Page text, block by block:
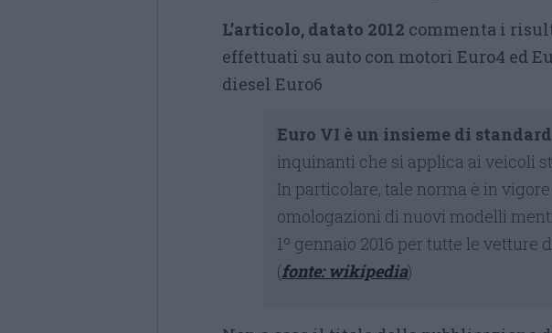
L’articolo, datato 2012 commenta i
effettuati su auto con motori Euro4 ed
diesel Euro6
Euro VI è un insieme di
inquinanti che si applica ai veicoli
In particolare, tale norma è in
omologazioni di nuovi modelli
1º gennaio 2016 per tutte le
(fonte: wikipedia)